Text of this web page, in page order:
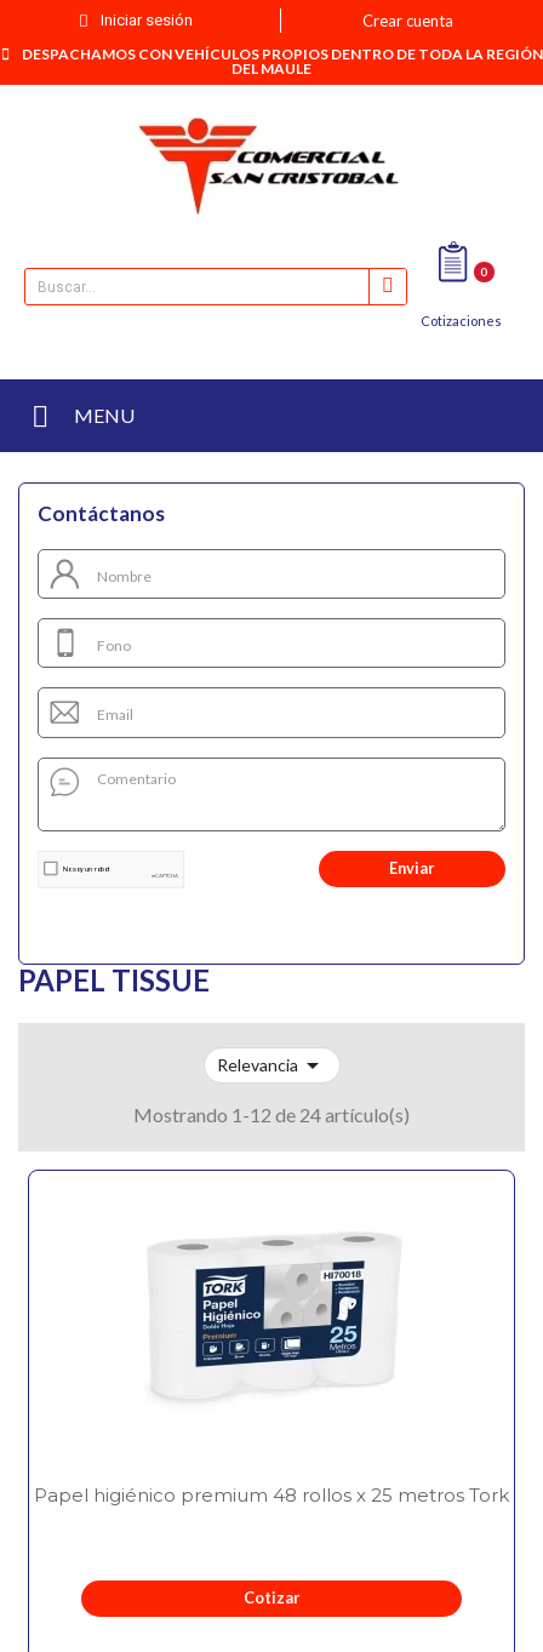
Iniciar sesión Crear cuenta
DESPACHAMOS CON VEHÍCULOS PROPIOS DENTRO DE TODA LA REGIÓN
DEL MAULE
0
Cotizaciones
MENU
Contáctanos
Enviar
PAPEL TISSUE
Relevancia 
Mostrando 1-12 de 24 artículo(s)
Papel higiénico premium 48 rollos x 25 metros Tork
Cotizar